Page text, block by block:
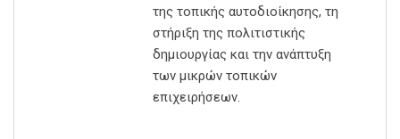
της τοπικής αυτοδιοίκησης, τη
στήριξη της πολιτιστικής
δημιουργίας και την ανάπτυξη
των μικρών τοπικών
επιχειρήσεων.